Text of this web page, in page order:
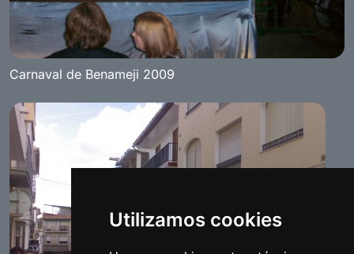
Utilizamos cookies
Carnaval de Benameji 2009